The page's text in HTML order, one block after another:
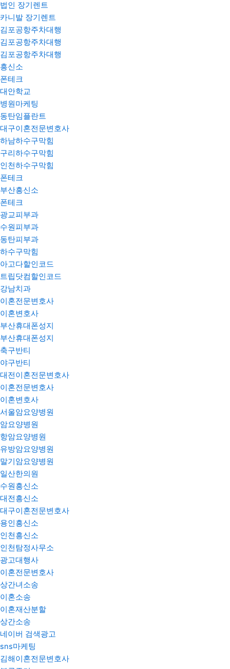
법인 장기렌트
카니발 장기렌트
김포공항주차대행
김포공항주차대행
김포공항주차대행
흥신소
폰테크
대안학교
병원마케팅
동탄임플란트
대구이혼전문변호사
하남하수구막힘
구리하수구막힘
인천하수구막힘
폰테크
부산흥신소
폰테크
광교피부과
수원피부과
동탄피부과
하수구막힘
아고다할인코드
트립닷컴할인코드
강남치과
이혼전문변호사
이혼변호사
부산휴대폰성지
부산휴대폰성지
축구반티
야구반티
대전이혼전문변호사
이혼전문변호사
이혼변호사
서울암요양병원
암요양병원
항암요양병원
유방암요양병원
말기암요양병원
일산한의원
수원흥신소
대전흥신소
대구이혼전문변호사
용인흥신소
인천흥신소
인천탐정사무소
광고대행사
이혼전문변호사
상간녀소송
이혼소송
이혼재산분할
상간소송
네이버 검색광고
sns마케팅
김해이혼전문변호사